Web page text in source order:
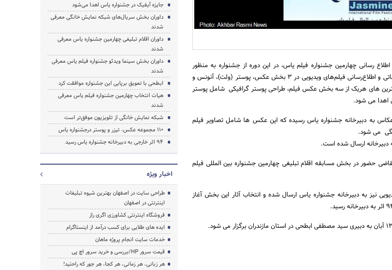
رسانی چهارمین جشنواره فیلم یاس، در این دوره از جشنواره به منظور
اعتلای هنر - صنعت ویدیویی ایران، مواد تبلیغاتی و اطلاع‌رسانی فیلم‌های ویدیویی در 3 بخش عکس، پوستر (ولت)، آنونس و
های هریک از سه بخش عکس فیلم، طراحی پوستر گرافیکی شامل پوستر
اهدا می شود.
بخش عکس تاکنون 43 مجموعه از 38 عکاس به دبیرخانه جشنواره یاس رسیده که این عکس ها شامل تصاویر فیلم
می شود.
23 شرکت کننده متقاضی حضور در بخش مسابقه اقلام تبلیغی چهارمین جشنواره بین المللی فیلم
است تاکنون بیش از 108 اثر ویدیویی نیز به دبیرخانه جشنواره یاس ارسال شده و انتخاب آثار این بخش آغاز
جایزه آیفیک در جشنواره یاس اهدا می‌شود
داوران بخش سریال‌های شبکه نمایش خانگی معرفی
شدند
داوران اقلام تبلیغی چهارمین جشنواره یاس معرفی
شدند
داوران بخش سینما ویدئو جشنواره فیلم یاس معرفی
شدند
ابطحی با تعویق برپایی این جشنواره موافقت کرد
هیات انتخاب چهارمین جشنواره فیلم یاس معرفی
شدند
شبکه نمایش خانگی از تلویزیون موفق‌تر است
110 مجموعه عکس، تیزر و پوستر درجشنواره یاس
94 اثر خارجی به دبیرخانه جشنواره یاس رسید
اخبار ویژه
طراحی سایت در اصفهان بهترین شیوه تبلیغات
اینترنتی در اصفهان
فروشگاه اینترنتی کشاورزی اگری راز
ایده های طلایی برای کسب درآمد از اینستاگرام
خدمات سایت انجام پروژه ماهان
قیمت سرور HP/بررسی و خرید سرور اچ پی
هر زبانی، هر زمانی، هر کجا، هر جور که راحتید!